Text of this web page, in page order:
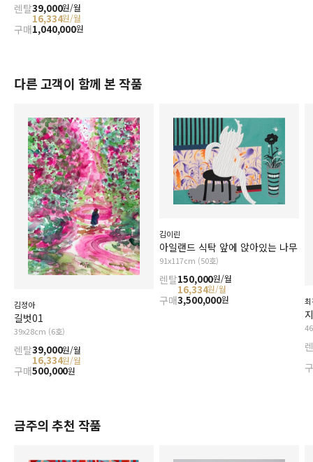
렌탈39,000원/월
16,334원/월
구매1,040,000원
다른 고객이 함께 본 작품
김정아
길벗01
39x28cm (6호)
렌탈39,000원/월
16,334원/월
구매500,000원
김이린
아일랜드 식탁 앞에 앉아있는 나무
91x117cm (50호)
렌탈150,000원/월
16,334원/월
구매3,500,000원
금주의 추천 작품